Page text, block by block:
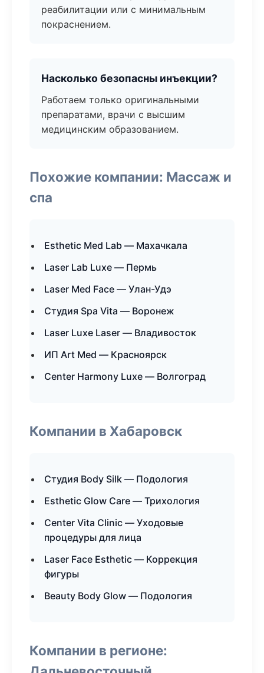
реабилитации или с минимальным
покраснением.
Насколько безопасны инъекции?
Работаем только оригинальными
препаратами, врачи с высшим
медицинским образованием.
Похожие компании: Массаж и
спа
Esthetic Med Lab — Махачкала
Laser Lab Luxe — Пермь
Laser Med Face — Улан-Удэ
Студия Spa Vita — Воронеж
Laser Luxe Laser — Владивосток
ИП Art Med — Красноярск
Center Harmony Luxe — Волгоград
Компании в Хабаровск
Студия Body Silk — Подология
Esthetic Glow Care — Трихология
Center Vita Clinic — Уходовые
процедуры для лица
Laser Face Esthetic — Коррекция
фигуры
Beauty Body Glow — Подология
Компании в регионе: